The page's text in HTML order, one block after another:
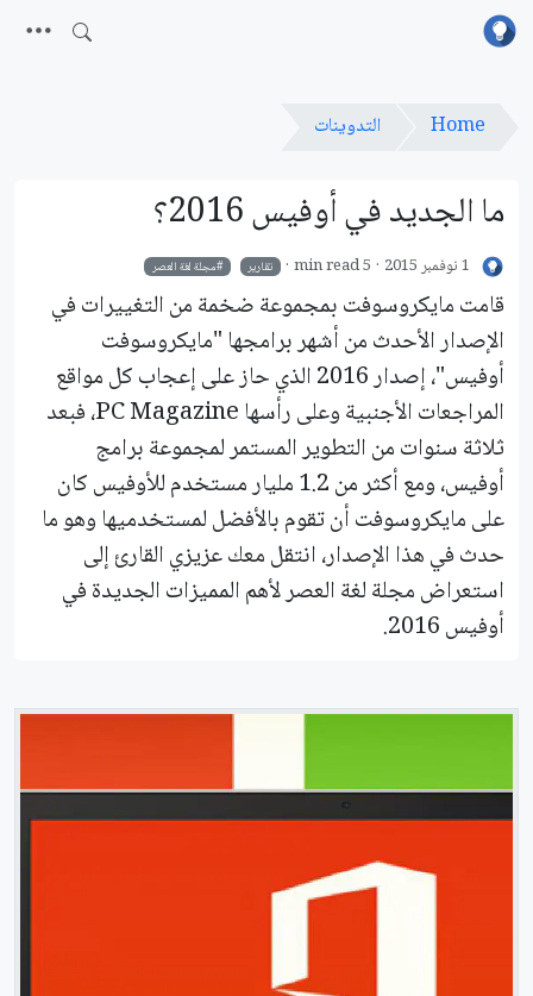
Home التدوينات
ما الجديد في أوفيس 2016؟
1 نوفمبر 2015 5 min read تقارير مجلة لغة العصر
قامت مايكروسوفت بمجموعة ضخمة من التغييرات في
الإصدار الأحدث من أشهر برامجها "مايكروسوفت
أوفيس"، إصدار 2016 الذي حاز على إعجاب كل مواقع
المراجعات الأجنبية وعلى رأسها PC Magazine، فبعد
ثلاثة سنوات من التطوير المستمر لمجموعة برامج
أوفيس، ومع أكثر من 1.2 مليار مستخدم للأوفيس كان
على مايكروسوفت أن تقوم بالأفضل لمستخدميها وهو ما
حدث في هذا الإصدار، انتقل معك عزيزي القارئ إلى
استعراض مجلة لغة العصر لأهم المميزات الجديدة في
أوفيس 2016.